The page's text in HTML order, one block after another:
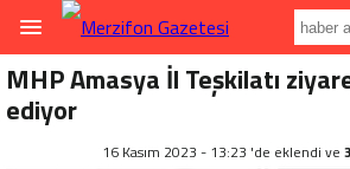
MHP Amasya İl Teşkilatı
ediyor
16 Kasım 2023 - 13:23 'de eklendi ve